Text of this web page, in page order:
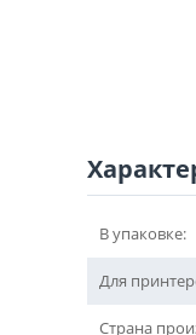
В упаковке:
Для
Страна